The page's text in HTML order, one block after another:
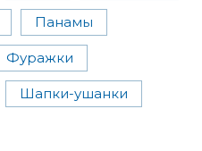
Панамы
Фуражки
Шапки-ушанки